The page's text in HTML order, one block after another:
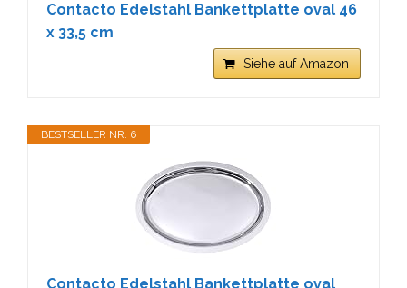
Contacto Edelstahl Bankettplatte oval 46
x 33,5 cm
Siehe auf Amazon
BESTSELLER NR. 6
Contacto Edelstahl Bankettplatte oval